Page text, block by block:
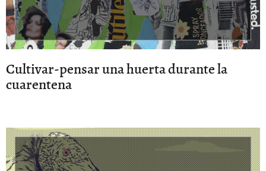
Cultivar-pensar una huerta durante la
cuarentena